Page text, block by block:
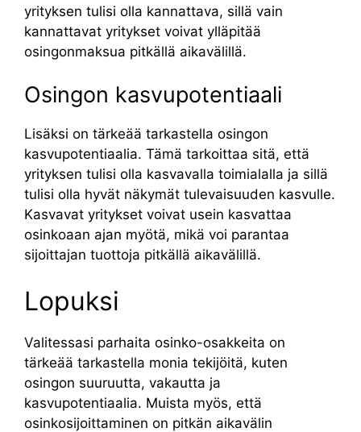
yrityksen tulisi olla kannattava, sillä vain
kannattavat yritykset voivat ylläpitää
osingonmaksua pitkällä aikavälillä.
Osingon kasvupotentiaali
Lisäksi on tärkeää tarkastella osingon
kasvupotentiaalia. Tämä tarkoittaa sitä, että
yrityksen tulisi olla kasvavalla toimialalla ja sillä
tulisi olla hyvät näkymät tulevaisuuden kasvulle.
Kasvavat yritykset voivat usein kasvattaa
osinkoaan ajan myötä, mikä voi parantaa
sijoittajan tuottoja pitkällä aikavälillä.
Lopuksi
Valitessasi parhaita osinko-osakkeita on
tärkeää tarkastella monia tekijöitä, kuten
osingon suuruutta, vakautta ja
kasvupotentiaalia. Muista myös, että
osinkosijoittaminen on pitkän aikavälin